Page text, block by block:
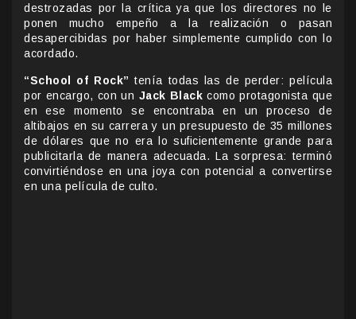
destrozadas por la crítica ya que los directores no le
ponen mucho empeño a la realización o pasan
desapercibidas por haber simplemente cumplido con lo
acordado.
“School of Rock” tenía todas las de perder: película
por encargo, con un Jack Black como protagonista que
en ese momento se encontraba en un proceso de
altibajos en su carrera y un presupuesto de 35 millones
de dólares que no era lo suficientemente grande para
publicitarla de manera adecuada. La sorpresa: terminó
convirtiéndose en una joya con potencial a convertirse
en una película de culto.